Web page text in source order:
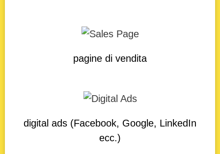
pagine di vendita
digital ads (Facebook, Google, LinkedIn
ecc.)